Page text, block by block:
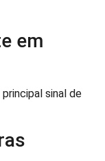
em
sinal de